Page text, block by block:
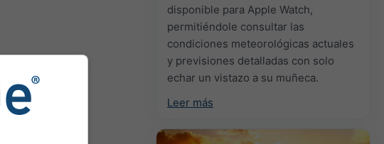
disponible para Apple Watch,
permitiéndole consultar las
condiciones meteorológicas actuales
y previsiones detalladas con solo
echar un vistazo a su muñeca.
Leer más